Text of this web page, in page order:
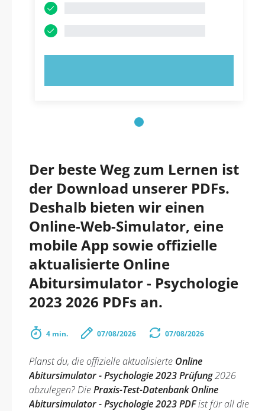
Der beste Weg zum Lernen ist
der Download unserer PDFs.
Deshalb bieten wir einen
Online-Web-Simulator, eine
mobile App sowie offizielle
aktualisierte Online
Abitursimulator - Psychologie
2023 2026 PDFs an.
4 min. 07/08/2026 07/08/2026
Planst du, die offizielle aktualisierte Online
Abitursimulator - Psychologie 2023 Prüfung2026
abzulegen? DiePraxis-Test-Datenbank Online
Abitursimulator - Psychologie 2023 PDFist für all die